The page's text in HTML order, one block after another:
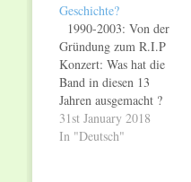
Geschichte?
1990-2003: Von der
Gründung zum R.I.P
Konzert: Was hat die
Band in diesen 13
Jahren ausgemacht ?
Hauptsächlich die
Texte und die
31st January 2018
In "Deutsch"